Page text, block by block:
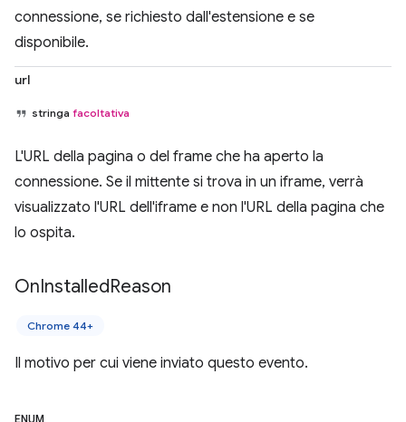
connessione, se richiesto dall'estensione e se
disponibile.
url
stringa facoltativa
L'URL della pagina o del frame che ha aperto la
connessione. Se il mittente si trova in un iframe, verrà
visualizzato l'URL dell'iframe e non l'URL della pagina che
lo ospita.
OnInstalledReason
Chrome 44+
Il motivo per cui viene inviato questo evento.
ENUM